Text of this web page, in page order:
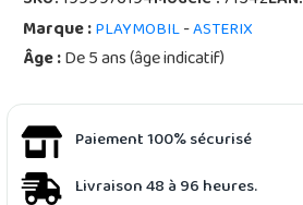
Marque :PLAYMOBIL-ASTERIX
Âge :De 5 ans (âge indicatif)
Paiement 100% sécurisé
Livraison 48 à 96 heures.